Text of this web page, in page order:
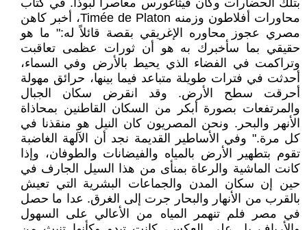
بتلك الحضارات وكان فيثاغورس معاصراً لبوذا. في كتاب
محاورات أفلاطون وزمنه Timée de Platon، أخبر كاهن
مصري عجوز محاوره الإغريقي بقصة قائلاً له:" ما هو
حقيقي بما سأخبرك به هو أن ثورات عظمى تعاقبت
وتراكمت في الفضاء الذي يحيط بالأرض وفي السماء،
أحدثت في فترات طويلة متباعد فيما بينها، حرائق مهولة
أحرقت سطح الأرض. وقد انقرض سكان الجبال
والمرتفعات بصورة أبكر من السكان القاطنين بمحاذاة
الأنهر والبحر. ونحن المصريون كان النيل هو منقذنا في
كل مرة." وفي الأساطير القديمة نجد أن الآلهة الغاضبة
تقوم بتطهير الأرض بالمياه والفيضانات والطوفان، وإذا
كانت الماشية والرعاة بمنأى من هذا السيل الجارف في
حين إن سكان المدن والجماعات البشرية التي تعيش
بالقرب من الأنهار والبحار جرت إلى الغرق. عدا ما حصل
في مصر فلم تنهمر المياه من الأعالي على السهول